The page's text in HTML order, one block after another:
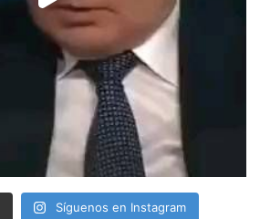
Síguenos en Instagram